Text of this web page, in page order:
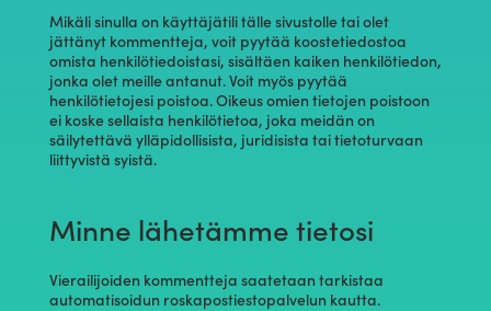
Mikäli sinulla on käyttäjätili tälle sivustolle tai olet
jättänyt kommentteja, voit pyytää koostetiedostoa
omista henkilötiedoistasi, sisältäen kaiken henkilötiedon,
jonka olet meille antanut. Voit myös pyytää
henkilötietojesi poistoa. Oikeus omien tietojen poistoon
ei koske sellaista henkilötietoa, joka meidän on
säilytettävä ylläpidollisista, juridisista tai tietoturvaan
liittyvistä syistä.
Minne lähetämme tietosi
Vierailijoiden kommentteja saatetaan tarkistaa
automatisoidun roskapostiestopalvelun kautta.